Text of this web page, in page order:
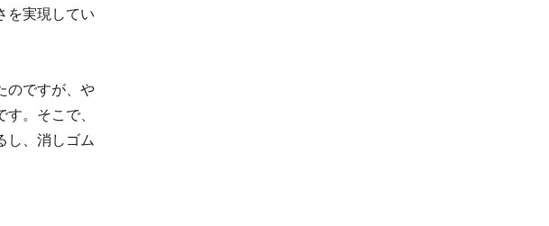
を実現してい
のですが、や
。そこで、
し、消しゴム